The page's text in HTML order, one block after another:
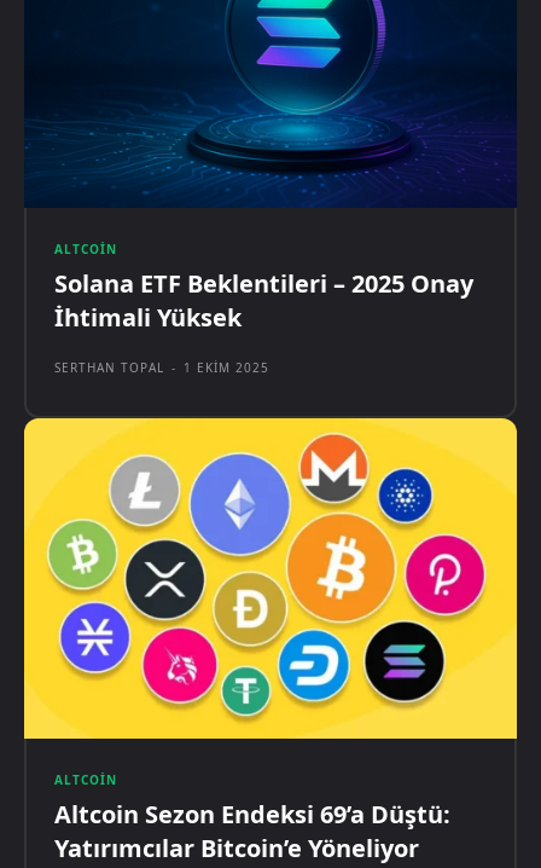
ALTCOIN
Solana ETF Beklentileri – 2025 Onay
İhtimali Yüksek
SERTHAN TOPAL - 1 EKIM 2025
ALTCOIN
Altcoin Sezon Endeksi 69’a Düştü:
Yatırımcılar Bitcoin’e Yöneliyor